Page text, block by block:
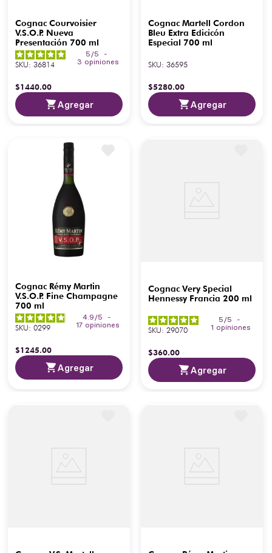
Cognac Courvoisier
V.S.O.P. Nueva
Presentación 700 ml
5 /5
-
3 opiniones
SKU: 36814
$1440.00
Agregar
Cognac Martell Cordon
Bleu Extra Edicicón
Especial 700 ml
SKU: 36595
$5280.00
Agregar
Cognac Rémy Martin
V.S.O.P. Fine Champagne
700 ml
4.9 /5
-
17 opiniones
SKU: 0299
$1245.00
Agregar
Cognac Very Special
Hennessy Francia 200 ml
5 /5
-
1 opiniones
SKU: 29070
$360.00
Agregar